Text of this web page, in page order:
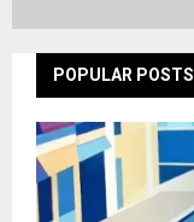
POPULAR POSTS